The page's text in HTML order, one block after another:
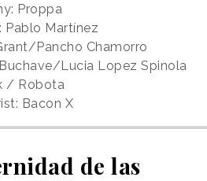
Proppa
Pablo Martínez
Pancho Chamorro
Lucia Lopez Spinola
/ Robota
Bacon X
de las